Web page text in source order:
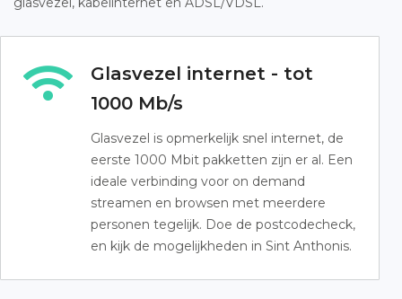
Glasvezel internet - tot
1000 Mb/s
Glasvezel is opmerkelijk snel internet, de
eerste 1000 Mbit pakketten zijn er al. Een
ideale verbinding voor on demand
streamen en browsen met meerdere
personen tegelijk. Doe de postcodecheck,
en kijk de mogelijkheden in Sint Anthonis.